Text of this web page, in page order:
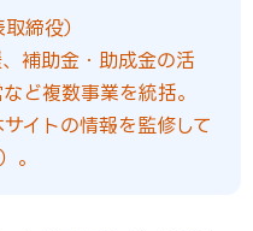
締役）
補助金・助成金の活
ど複数事業を統括。
イトの情報を監修して
）。